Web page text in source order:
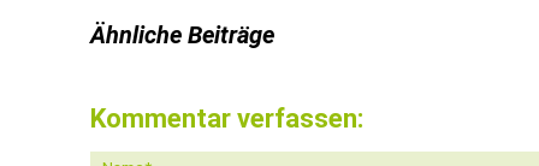
Ähnliche Beiträge
Kommentar verfassen: